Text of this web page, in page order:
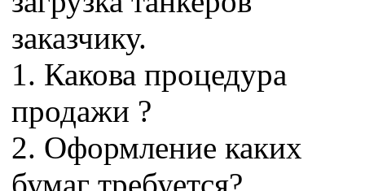
заказчику.
1. Какова процедура
продажи ?
2. Оформление каких
бумаг требуется?